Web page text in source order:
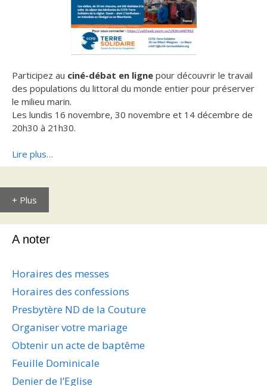
Participez au ciné-débat en ligne pour découvrir le travail
des populations du littoral du monde entier pour préserver
le milieu marin.
Les lundis 16 novembre, 30 novembre et 14 décembre de
20h30 à 21h30.
Lire plus…
+ Plus
A noter
Horaires des messes
Horaires des confessions
Presbytère ND de la Couture
Organiser votre mariage
Obtenir un acte de baptême
Feuille Dominicale
Denier de l’Eglise